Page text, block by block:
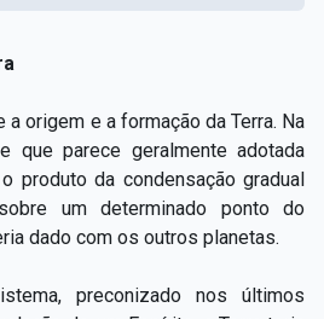
origem e a formação da Terra. Na
que parece geralmente adotada
produto da condensação gradual
um determinado ponto do
dado com os outros planetas.
preconizado nos últimos